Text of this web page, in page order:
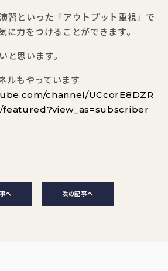
習といった「アウトプット重視」で
に力をつけることができます。
と思います。
もやっています
channel/UCcorE8DZR
へ 次の記事へ